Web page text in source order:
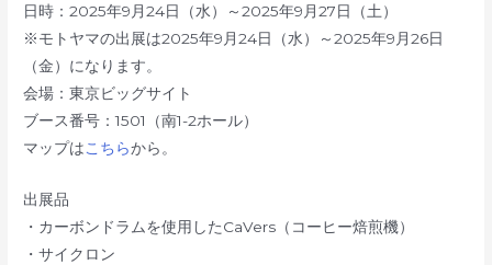
日時：2025年9月24日（水）～2025年9月27日（土）
※モトヤマの出展は2025年9月24日（水）～2025年9月26日
（金）になります。
会場：東京ビッグサイト
ブース番号：1501（南1-2ホール）
マップはこちらから。
出展品
・カーボンドラムを使用したCaVers（コーヒー焙煎機）
・サイクロン